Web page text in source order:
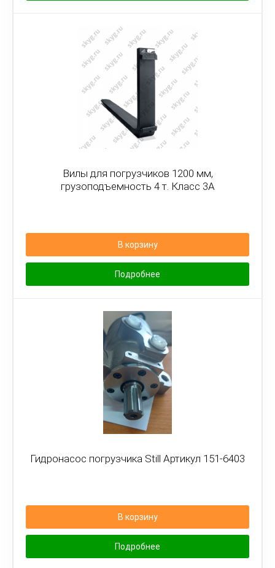
Вилы для погрузчиков 1200 мм,
грузоподъемность 4 т. Класс 3А
В корзину
Подробнее
Гидронасос погрузчика Still Артикул 151-6403
В корзину
Подробнее